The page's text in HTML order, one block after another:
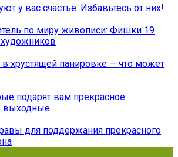
у вас счастье. Избавьтесь от них!
по миру живописи: Фишки 19
хрустящей панировке — что может
подарят вам прекрасное
выходные
для поддержания прекрасного